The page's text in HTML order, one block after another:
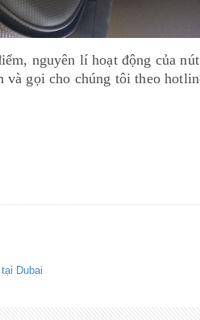
nguyên lí hoạt động của
và gọi cho chúng tôi theo
Dubai